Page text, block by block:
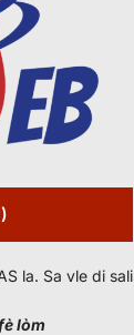
la. Sa vle di sali
lòm